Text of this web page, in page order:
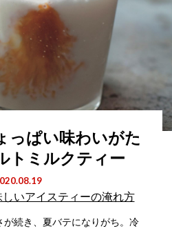
っぱい味わいがた
トミルクティー
いアイスティーの淹れ方
が続き、夏バテになりがち。冷